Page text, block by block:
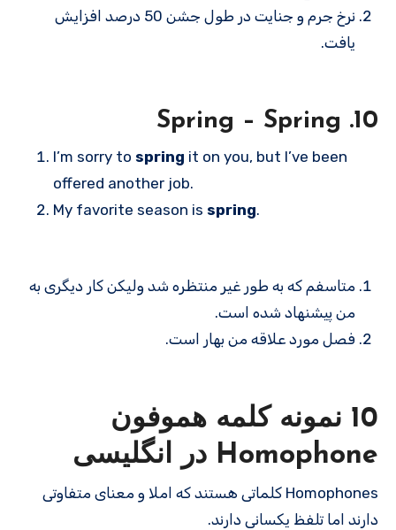
نرخ جرم و جنایت در طول جشن 50 درصد افزایش
یافت.
10. Spring – Spring
I’m sorry to spring it on you, but I’ve been
offered another job.
My favorite season is spring.
متاسفم که به طور غیر منتظره شد ولیکن کار دیگری به
من پیشنهاد شده است.
فصل مورد علاقه من بهار است.
10 نمونه کلمه هموفون
Homophone در انگلیسی
Homophones کلماتی هستند که املا و معنای متفاوتی
دارند اما تلفظ یکسانی دارند.